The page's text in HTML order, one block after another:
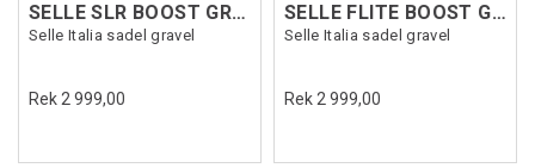
SELLE SLR BOOST GRAVEL TI316 SF
Selle Italia sadel gravel
Rek 2 999,00
SELLE FLITE BOOST GRAVEL TI316SF
Selle Italia sadel gravel
Rek 2 999,00